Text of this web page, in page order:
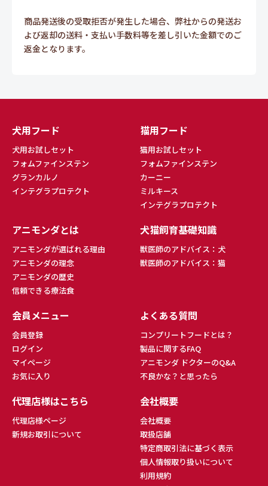
商品発送後の受取拒否が発生した場合、弊社からの発送お
よび返却の送料・支払い手数料等を差し引いた金額でのご
返金となります。
犬用フード
犬用お試しセット
フォムファインステン
グランカルノ
インテグラプロテクト
猫用フード
猫用お試しセット
フォムファインステン
カーニー
ミルキース
インテグラプロテクト
アニモンダとは
アニモンダが選ばれる理由
アニモンダの理念
アニモンダの歴史
信頼できる療法食
犬猫飼育基礎知識
獣医師のアドバイス：犬
獣医師のアドバイス：猫
会員メニュー
会員登録
ログイン
マイページ
お気に入り
よくある質問
コンプリートフードとは？
製品に関するFAQ
アニモンダ ドクターのQ&A
不良かな？と思ったら
代理店様はこちら
代理店様ページ
新規お取引について
会社概要
会社概要
取扱店舗
特定商取引法に基づく表示
個人情報取り扱いについて
利用規約